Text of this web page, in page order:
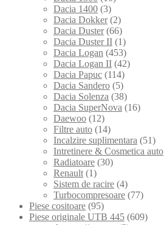
Dacia 1400 (3)
Dacia Dokker (2)
Dacia Duster (66)
Dacia Duster II (1)
Dacia Logan (453)
Dacia Logan II (42)
Dacia Papuc (114)
Dacia Sandero (5)
Dacia Solenza (38)
Dacia SuperNova (16)
Daewoo (12)
Filtre auto (14)
Incalzire suplimentara (51)
Intretinere & Cosmetica auto
Radiatoare (30)
Renault (1)
Sistem de racire (4)
Turbocompresoare (77)
Piese cositoare (95)
Piese originale UTB 445 (609)